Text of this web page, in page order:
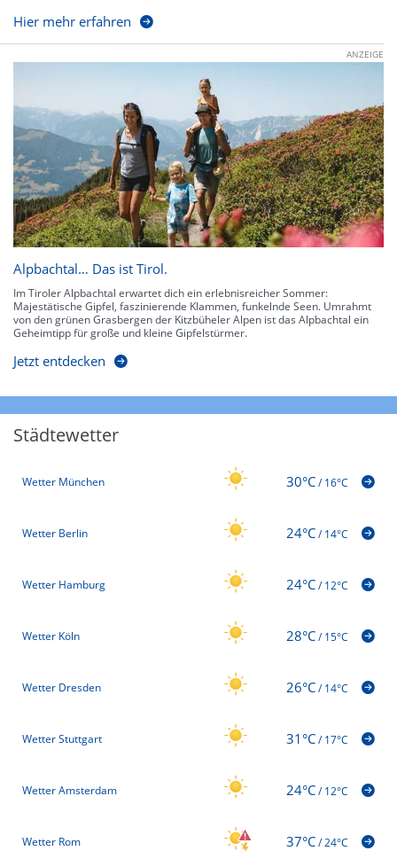
Hier mehr erfahren
ANZEIGE
Alpbachtal… Das ist Tirol.
Im Tiroler Alpbachtal erwartet dich ein erlebnisreicher Sommer:
Majestätische Gipfel, faszinierende Klammen, funkelnde Seen. Umrahmt
von den grünen Grasbergen der Kitzbüheler Alpen ist das Alpbachtal ein
Geheimtipp für große und kleine Gipfelstürmer.
Jetzt entdecken
Städtewetter
Wetter München 30°C/16°C
Wetter Berlin 24°C/14°C
Wetter Hamburg 24°C/12°C
Wetter Köln 28°C/15°C
Wetter Dresden 26°C/14°C
Wetter Stuttgart 31°C/17°C
Wetter Amsterdam 24°C/12°C
Wetter Rom 37°C/24°C